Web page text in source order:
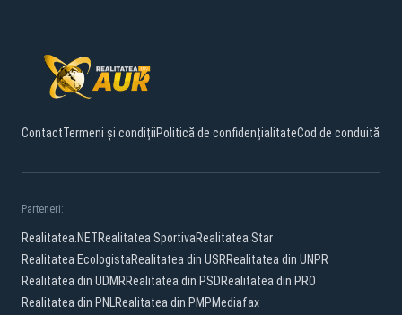
ContactTermeni și condițiiPolitică de confidențialitateCod de conduită
Parteneri:
Realitatea.NETRealitatea SportivaRealitatea Star
Realitatea EcologistaRealitatea din USRRealitatea din UNPR
Realitatea din UDMRRealitatea din PSDRealitatea din PRO
Realitatea din PNLRealitatea din PMPMediafax